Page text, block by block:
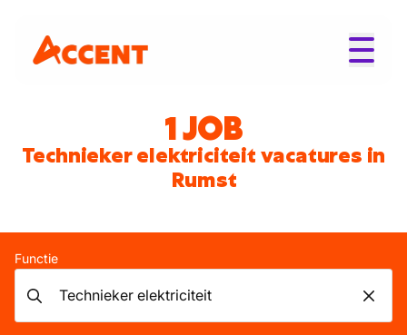
1 JOB
Technieker elektriciteit vacatures in
Rumst
Functie